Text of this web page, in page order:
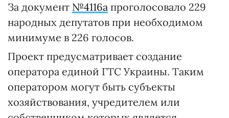
За документ №4116а проголосовало 229
народных депутатов при необходимом
минимуме в 226 голосов.
Проект предусматривает создание
оператора единой ГТС Украины. Таким
оператором могут быть субъекты
хозяйствования, учредителем или